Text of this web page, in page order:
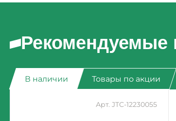
Рекомендуемые
В наличии Товары по акции
Арт. JTC-12230055